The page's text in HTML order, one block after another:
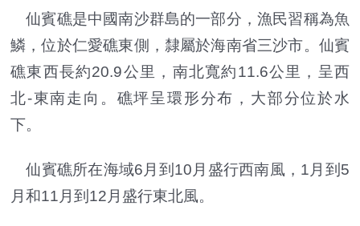
仙賓礁是中國南沙群島的一部分，漁民習稱為魚
鱗，位於仁愛礁東側，隸屬於海南省三沙市。仙賓
礁東西長約20.9公里，南北寬約11.6公里，呈西
北-東南走向。礁坪呈環形分布，大部分位於水
下。
仙賓礁所在海域6月到10月盛行西南風，1月到5
月和11月到12月盛行東北風。